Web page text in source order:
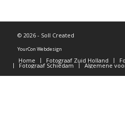
© 2026 - Soll Created
YourCon Webdesign
Home Fotograaf Zuid Holland
Fotograaf Schiedam Algemene